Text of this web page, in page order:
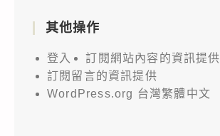
其他操作
登入
訂閱網站內容的資訊提供
訂閱留言的資訊提供
WordPress.org 台灣繁體中文